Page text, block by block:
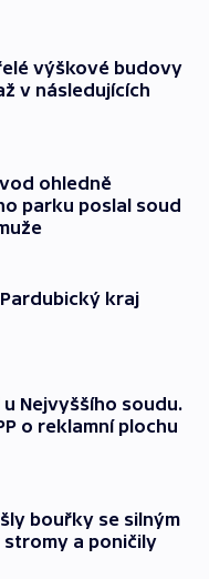
výškové budovy
v následujících
ohledně
parku poslal soud
kraj
u Nejvyššího soudu.
o reklamní plochu
bouřky se silným
stromy a poničily